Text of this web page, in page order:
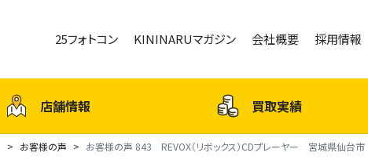
25フォトコン KININARUマガジン 会社概要 採用情報
店舗情報 買取実績
お客様の声 お客様の声 843 REVOX（リボックス）CDプレーヤー 宮城県仙台市